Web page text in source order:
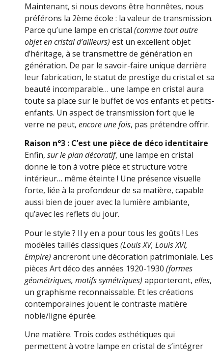
Maintenant, si nous devons être honnêtes, nous
préférons la 2ème école : la valeur de transmission.
Parce qu’une lampe en cristal (comme tout autre
objet en cristal d’ailleurs) est un excellent objet
d’héritage, à se transmettre de génération en
génération. De par le savoir-faire unique derrière
leur fabrication, le statut de prestige du cristal et sa
beauté incomparable… une lampe en cristal aura
toute sa place sur le buffet de vos enfants et petits-
enfants. Un aspect de transmission fort que le
verre ne peut, encore une fois, pas prétendre offrir.
Raison n°3 : C’est une pièce de déco identitaire
Enfin, sur le plan décoratif, une lampe en cristal
donne le ton à votre pièce et structure votre
intérieur… même éteinte ! Une présence visuelle
forte, liée à la profondeur de sa matière, capable
aussi bien de jouer avec la lumière ambiante,
qu’avec les reflets du jour.
Pour le style ? Il y en a pour tous les goûts ! Les
modèles taillés classiques (Louis XV, Louis XVI,
Empire) ancreront une décoration patrimoniale. Les
pièces Art déco des années 1920-1930 (formes
géométriques, motifs symétriques) apporteront, elles,
un graphisme reconnaissable. Et les créations
contemporaines jouent le contraste matière
noble/ligne épurée.
Une matière. Trois codes esthétiques qui
permettent à votre lampe en cristal de s’intégrer